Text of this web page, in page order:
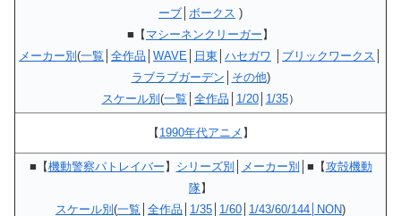
ーブ ボークス )
■【 マシーネンクリーガー 】
メーカー別 (一覧 全作品 WAVE 日東 ハセガワ ブリックワークス
ラブラブガーデン
その他)
スケール別 (一覧 全作品 1/20│ 1/35）
【 1990年代アニメ 】
■【機動警察パトレイバー 】 シリーズ別 メーカー別 │■【攻殻機動
隊】
スケール別 (一覧 全作品 1/35 1/60 1/43/60/144│NON)